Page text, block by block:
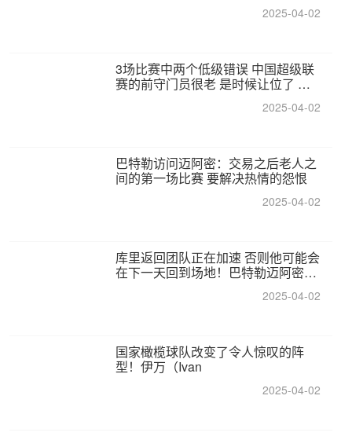
2025-04-02
3场比赛中两个低级错误 中国超级联
赛的前守门员很老 是时候让位了 最
2025-04-02
巴特勒访问迈阿密：交易之后老人之
间的第一场比赛 要解决热情的怨恨
2025-04-02
库里返回团队正在加速 否则他可能会
在下一天回到场地！巴特勒迈阿密的
2025-04-02
国家橄榄球队改变了令人惊叹的阵
型！伊万（Ivan
2025-04-02